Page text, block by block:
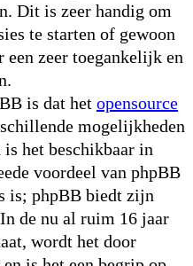
Dit is zeer handig om
te starten of gewoon
zeer toegankelijk en
is dat het opensource
mogelijkheden
is het beschikbaar in
voordeel van phpBB
is; phpBB biedt zijn
de nu al ruim 16 jaar
wordt het door